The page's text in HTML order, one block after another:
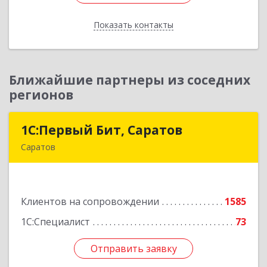
Показать контакты
Назад
Ближайшие партнеры из соседних
регионов
1С:Первый Бит, Саратов
Саратов
Клиентов на сопровождении
1585
1С:Специалист
73
Отправить заявку
1С:Первый Бит, Саратов
Подробнее
Отправить заявку